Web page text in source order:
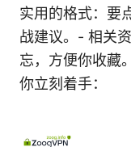
实用的格式：要
战建议。- 相关
忘，方便你收藏
你立刻着手：